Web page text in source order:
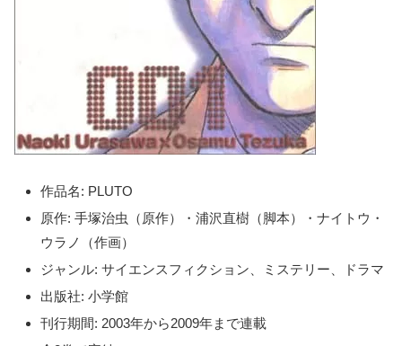
作品名: PLUTO
原作: 手塚治虫（原作）・浦沢直樹（脚本）・ナイトウ・
ウラノ（作画）
ジャンル: サイエンスフィクション、ミステリー、ドラマ
出版社: 小学館
刊行期間: 2003年から2009年まで連載